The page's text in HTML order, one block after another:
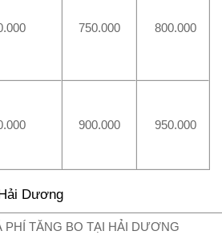
750.000 800.000
900.000 950.000
Dương
PHÍ TĂNG BO TẠI HẢI DƯƠNG